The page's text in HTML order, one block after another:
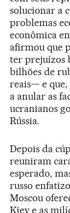
solucionar a
problemas
econômica
afirmou que
ter prejuízos
bilhões de
reais— e que,
a anular as
ucranianos
Rússia.
Depois da
reuniram
esperado,
russo
Moscou
Kiev e as